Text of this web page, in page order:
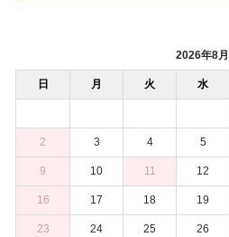
2026年8月
日 月 火 水
2 3 4 5
9 10 11 12
16 17 18 19
23 24 25 26